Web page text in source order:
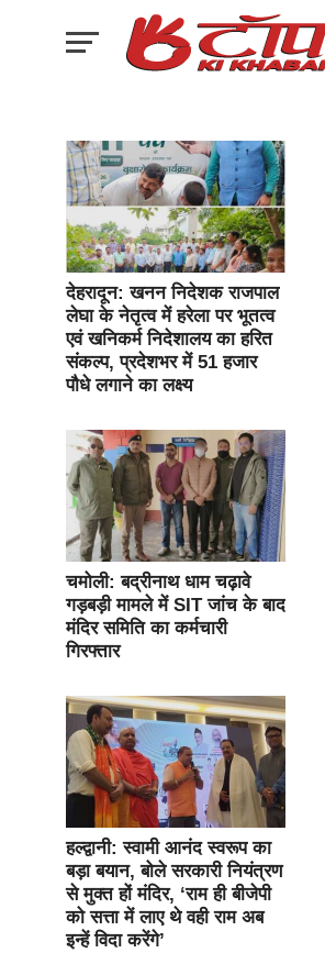
देहरादून: खनन निदेशक राजपाल
लेघा के नेतृत्व में हरेला पर भूतत्व
एवं खनिकर्म निदेशालय का हरित
संकल्प, प्रदेशभर में 51 हजार
पौधे लगाने का लक्ष्य
चमोली: बद्रीनाथ धाम चढ़ावे
गड़बड़ी मामले में SIT जांच के बाद
मंदिर समिति का कर्मचारी
गिरफ्तार
हल्द्वानी: स्वामी आनंद स्वरूप का
बड़ा बयान, बोले सरकारी नियंत्रण
से मुक्त हों मंदिर, ‘राम ही बीजेपी
को सत्ता में लाए थे वही राम अब
इन्हें विदा करेंगे’